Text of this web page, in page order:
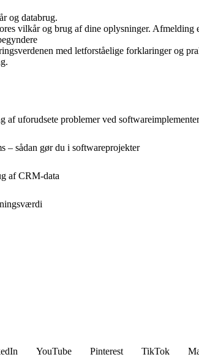
og databrug.
vilkår og brug af dine oplysninger. Afmelding
med letforståelige forklaringer og
af uforudsete problemer ved
– sådan gør du i softwareprojekter
af CRM-data
YouTube Pinterest TikTok